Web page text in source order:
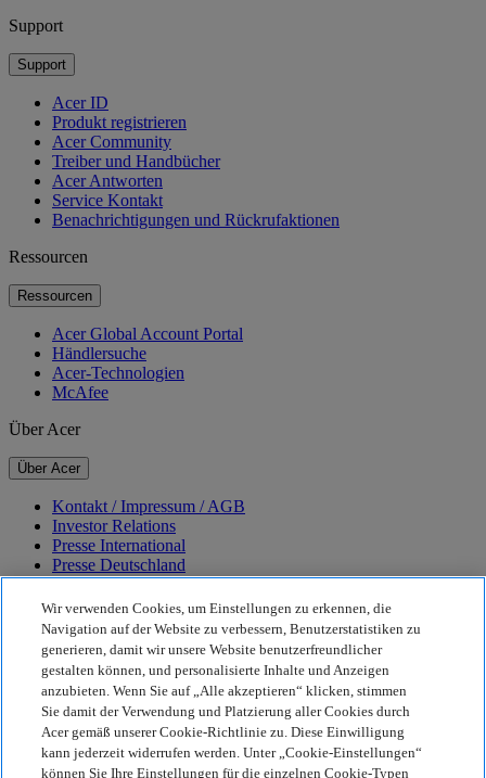
Support
Support
Acer ID
Produkt registrieren
Acer Community
Treiber und Handbücher
Acer Antworten
Service Kontakt
Benachrichtigungen und Rückrufaktionen
Ressourcen
Ressourcen
Acer Global Account Portal
Händlersuche
Acer-Technologien
McAfee
Über Acer
Über Acer
Kontakt / Impressum / AGB
Investor Relations
Presse International
Presse Deutschland
Auszeichnungen
Veranstaltungen
Karriere
Nachhaltigkeit
Nachhaltigkeit
Corporate Social Responsibility
CO2-Bilanz unserer Produkte
Wir verwenden Cookies, um Einstellungen zu erkennen, die
Navigation auf der Website zu verbessern, Benutzerstatistiken zu
generieren, damit wir unsere Website benutzerfreundlicher
gestalten können, und personalisierte Inhalte und Anzeigen
anzubieten. Wenn Sie auf „Alle akzeptieren“ klicken, stimmen
Sie damit der Verwendung und Platzierung aller Cookies durch
Acer gemäß unserer Cookie-Richtlinie zu. Diese Einwilligung
kann jederzeit widerrufen werden. Unter „Cookie-Einstellungen“
können Sie Ihre Einstellungen für die einzelnen Cookie-Typen